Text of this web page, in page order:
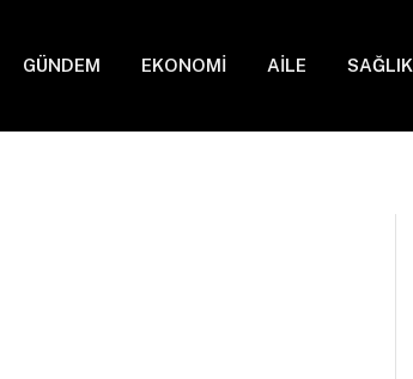
GÜNDEM EKONOMİ AİLE SAĞLIK